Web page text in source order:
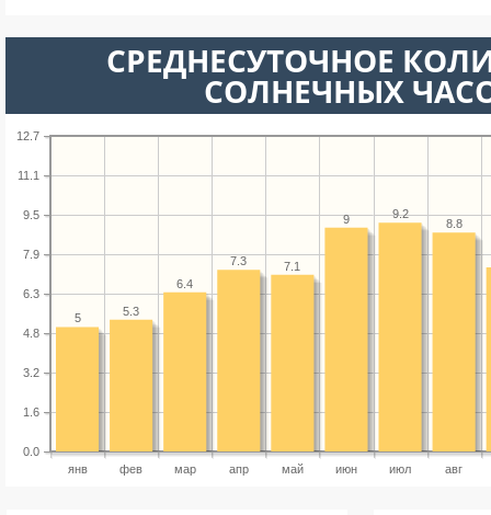
СРЕДНЕСУТОЧНОЕ
СОЛНЕЧНЫХ
янв фев мар апр май июн июл авг
0.0
1.6
3.2
4.8
6.3
7.9
9.5
11.1
12.7
8.8
9.2
9
7.1
7.3
6.4
5.3
5